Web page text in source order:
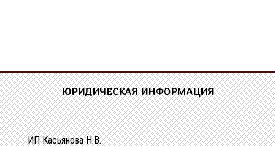
ЮРИДИЧЕСКАЯ ИНФОРМАЦИЯ
ИП Касьянова Н.В.